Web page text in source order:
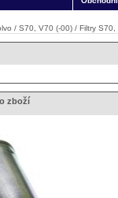
/ S70, V70 (-00) / Filtry S70,
zboží